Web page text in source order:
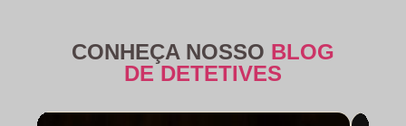
CONHEÇA NOSSO BLOG
DE DETETIVES